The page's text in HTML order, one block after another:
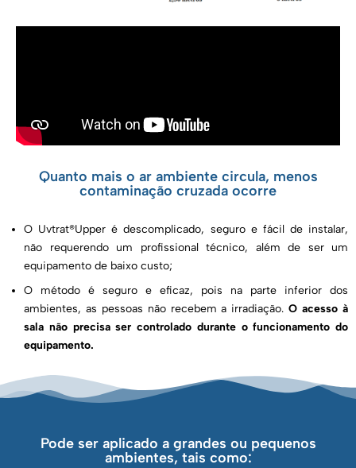
Quanto mais o ar ambiente circula, menos
contaminação cruzada ocorre
O Uvtrat®Upper é descomplicado, seguro e fácil de instalar,
não requerendo um profissional técnico, além de ser um
equipamento de baixo custo;
O método é seguro e eficaz, pois na parte inferior dos
ambientes, as pessoas não recebem a irradiação.O acesso à
sala não precisa ser controlado durante o funcionamento do
equipamento.
Pode ser aplicado a grandes ou pequenos
ambientes, tais como: